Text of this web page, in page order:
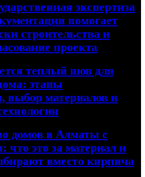
экспертиза
помогает
строительства и
проекта
теплый шов для
этапы
выбор материалов и
домов в Алматы с
что это за материал и
вместо кирпича